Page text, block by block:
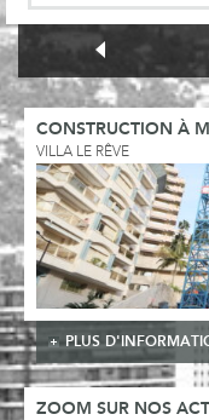
CONSTRUCTION À
VILLA LE RÊVE
PLUS
ZOOM SUR NOS